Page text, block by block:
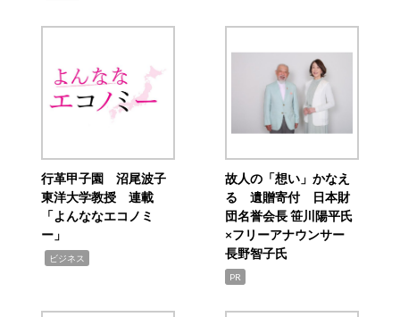
行革甲子園 沼尾波子
東洋大学教授 連載
「よんななエコノミ
ー」
ビジネス
故人の「想い」かなえ
る 遺贈寄付 日本財
団名誉会長 笹川陽平氏
×フリーアナウンサー
長野智子氏
PR